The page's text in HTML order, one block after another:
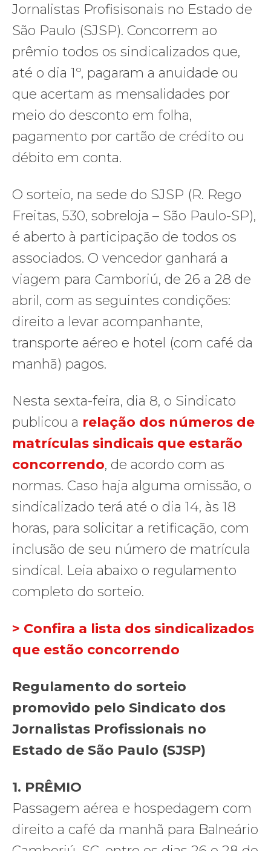
Jornalistas Profisisonais no Estado de
São Paulo (SJSP). Concorrem ao
prêmio todos os sindicalizados que,
até o dia 1º, pagaram a anuidade ou
que acertam as mensalidades por
meio do desconto em folha,
pagamento por cartão de crédito ou
débito em conta.
O sorteio, na sede do SJSP (R. Rego
Freitas, 530, sobreloja – São Paulo-SP),
é aberto à participação de todos os
associados. O vencedor ganhará a
viagem para Camboriú, de 26 a 28 de
abril, com as seguintes condições:
direito a levar acompanhante,
transporte aéreo e hotel (com café da
manhã) pagos.
Nesta sexta-feira, dia 8, o Sindicato
publicou a relação dos números de
matrículas sindicais que estarão
concorrendo, de acordo com as
normas. Caso haja alguma omissão, o
sindicalizado terá até o dia 14, às 18
horas, para solicitar a retificação, com
inclusão de seu número de matrícula
sindical. Leia abaixo o regulamento
completo do sorteio.
> Confira a lista dos sindicalizados
que estão concorrendo
Regulamento do sorteio
promovido pelo Sindicato dos
Jornalistas Profissionais no
Estado de São Paulo (SJSP)
1. PRÊMIO
Passagem aérea e hospedagem com
direito a café da manhã para Balneário